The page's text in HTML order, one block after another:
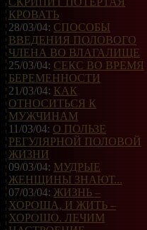
КРОВАТЬ
28/03/04: СПОСОБЫ
ВВЕДЕНИЯ ПОЛОВОГО
ЧЛЕНА ВО ВЛАГАЛИЩЕ
25/03/04: СЕКС ВО ВРЕМЯ
БЕРЕМЕННОСТИ
21/03/04: КАК
ОТНОСИТЬСЯ К
МУЖЧИНАМ
11/03/04: О ПОЛЬЗЕ
РЕГУЛЯРНОЙ ПОЛОВОЙ
ЖИЗНИ
09/03/04: МУДРЫЕ
ЖЕНЩИНЫ ЗНАЮТ...
07/03/04: ЖИЗНЬ –
ХОРОША, И ЖИТЬ –
ХОРОШО. ЛЕЧИМ